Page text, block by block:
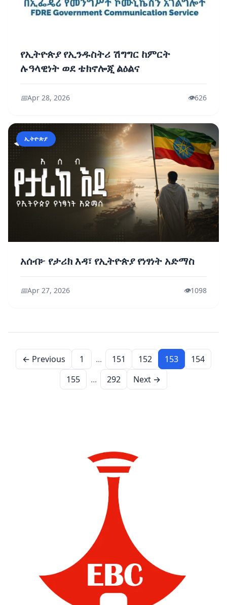
የኢትዮጵያ የኢንዱስትሪ ሽግግር ከምርት
ሉዓላዊነት ወደ ቴክኖሎጂ ልዕልና
📅Apr 28, 2026 👁️626
ኢትዮጵያ
አሰብ፦ የታሪክ እዳ፣ የኢትዮጵያ የነፃነት አድማስ
📅Apr 27, 2026 👁️1098
← Previous 1 ... 151 152 153
154
155
... 292 Next →